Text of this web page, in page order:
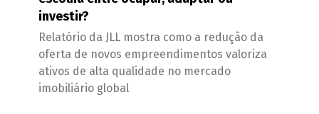
investir?
Relatório da JLL mostra como a redução da
oferta de novos empreendimentos valoriza
ativos de alta qualidade no mercado
imobiliário global